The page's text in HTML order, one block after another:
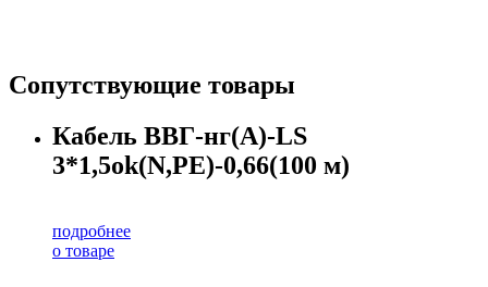
Сопутствующие товары
Кабель ВВГ-нг(А)-LS
3*1,5ok(N,PE)-0,66(100 м)
подробнее
о товаре